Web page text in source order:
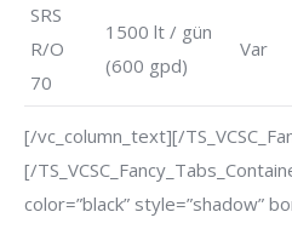
SRS
R/O
70
1500 lt / gün
(600 gpd)
Var
[/vc_column_text][/
[/
color=”black” style=”shadow”